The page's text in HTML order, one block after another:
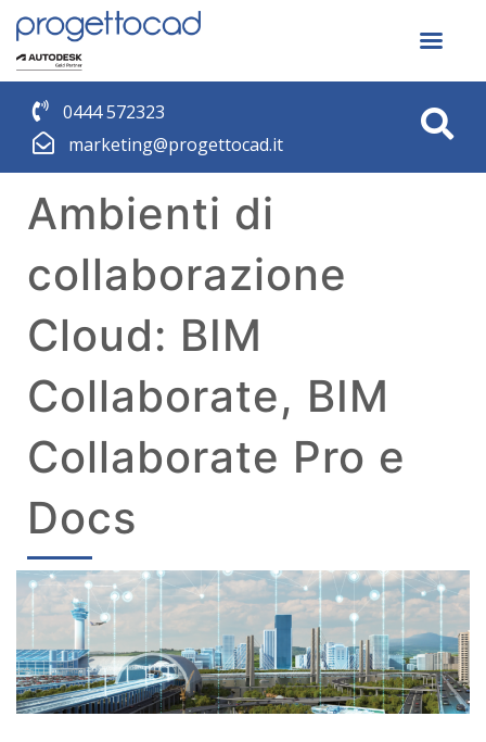
0444 572323
marketing@progettocad.it
Ambienti di
collaborazione
Cloud: BIM
Collaborate, BIM
Collaborate Pro e
Docs